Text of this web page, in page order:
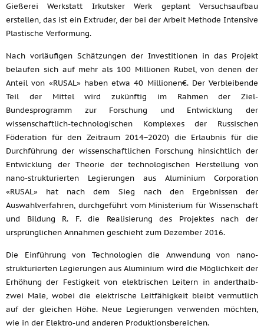
Gießerei Werkstatt Irkutsker Werk geplant Versuchsaufbau
erstellen, das ist ein Extruder, der bei der Arbeit Methode Intensive
Plastische Verformung.
Nach vorläufigen Schätzungen der Investitionen in das Projekt
belaufen sich auf mehr als 100 Millionen Rubel, von denen der
Anteil von «RUSAL» haben etwa 40 Millionen€. Der Verbleibende
Teil der Mittel wird zukünftig im Rahmen der Ziel-
Bundesprogramm zur Forschung und Entwicklung der
wissenschaftlich-technologischen Komplexes der Russischen
Föderation für den Zeitraum 2014−2020) die Erlaubnis für die
Durchführung der wissenschaftlichen Forschung hinsichtlich der
Entwicklung der Theorie der technologischen Herstellung von
nano-strukturierten Legierungen aus Aluminium Corporation
«RUSAL» hat nach dem Sieg nach den Ergebnissen der
Auswahlverfahren, durchgeführt vom Ministerium für Wissenschaft
und Bildung R. F. die Realisierung des Projektes nach der
ursprünglichen Annahmen geschieht zum Dezember 2016.
Die Einführung von Technologien die Anwendung von nano-
strukturierten Legierungen aus Aluminium wird die Möglichkeit der
Erhöhung der Festigkeit von elektrischen Leitern in anderthalb-
zwei Male, wobei die elektrische Leitfähigkeit bleibt vermutlich
auf der gleichen Höhe. Neue Legierungen verwenden möchten,
wie in der Elektro-und anderen Produktionsbereichen.